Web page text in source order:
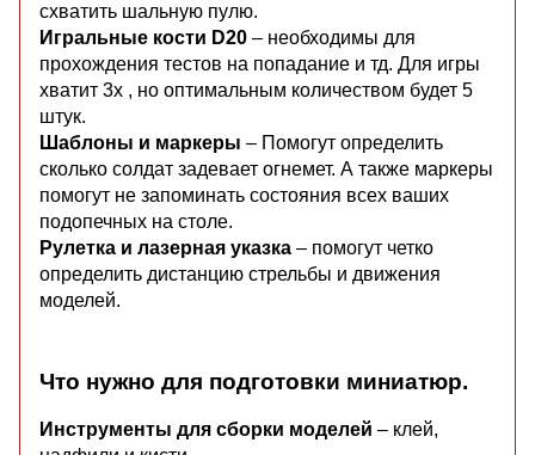
схватить шальную пулю.
Игральные кости D20 – необходимы для
прохождения тестов на попадание и тд. Для игры
хватит 3х , но оптимальным количеством будет 5
штук.
Шаблоны и маркеры – Помогут определить
сколько солдат задевает огнемет. А также маркеры
помогут не запоминать состояния всех ваших
подопечных на столе.
Рулетка и лазерная указка – помогут четко
определить дистанцию стрельбы и движения
моделей.
Что нужно для подготовки миниатюр.
Инструменты для сборки моделей – клей,